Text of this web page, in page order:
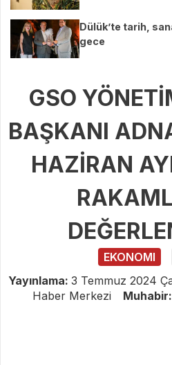
Dülük’te tarih,
gece
GSO
BAŞKANI
HAZİRAN
EKONOMI
Yayınlama: 3 Temmuz 2024
Haber Merkezi
Muhabir: